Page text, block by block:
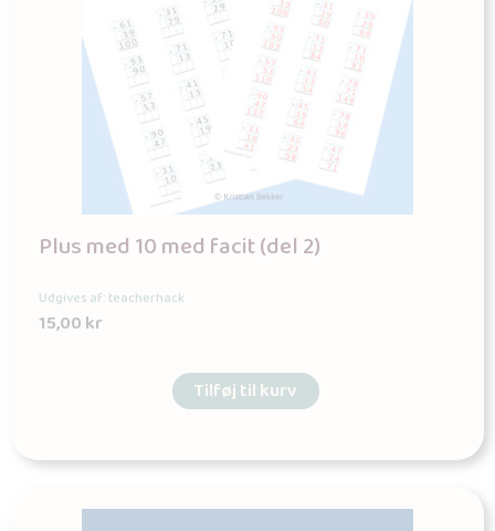
Plus med 10 med facit (del 2)
Udgives af: teacherhack
15,00kr
Tilføj til kurv